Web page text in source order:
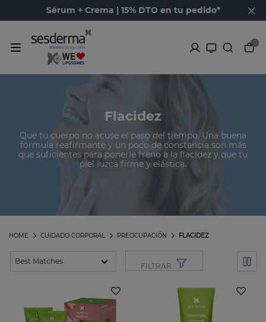
Sérum + Crema | 15% DTO en tu pedido*
0
Flacidez
Que tu cuerpo no acuse el paso del tiempo. Una buena
fórmula reafirmante y un poco de constancia son más
que suficientes para ponerle freno a la flacidez y que tu
piel luzca firme y elástica.
FLACIDEZ
PREOCUPACIÓN
CUIDADO CORPORAL
HOME
FILTRAR